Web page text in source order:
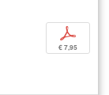
p
€ 7,95